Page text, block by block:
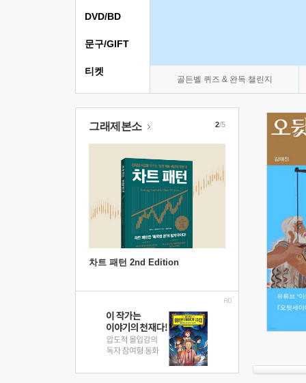
골든벨 퀴즈 & 완독 챌린지
DVD/BD
문구/GIFT
티켓
그래제본소
차트 패턴 2nd Edition
2/5